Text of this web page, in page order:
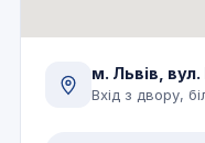
м. Львів,
Вхід з двору,